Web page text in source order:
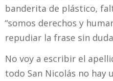
banderita de plástico,
“somos derechos y
repudiar la frase sin
No voy a escribir el
todo San Nicolás no hay